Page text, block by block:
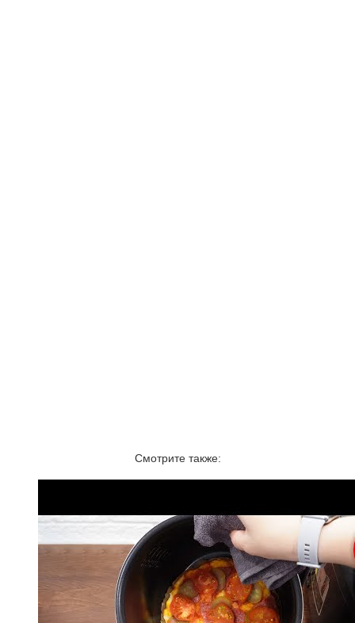
Смотрите также: